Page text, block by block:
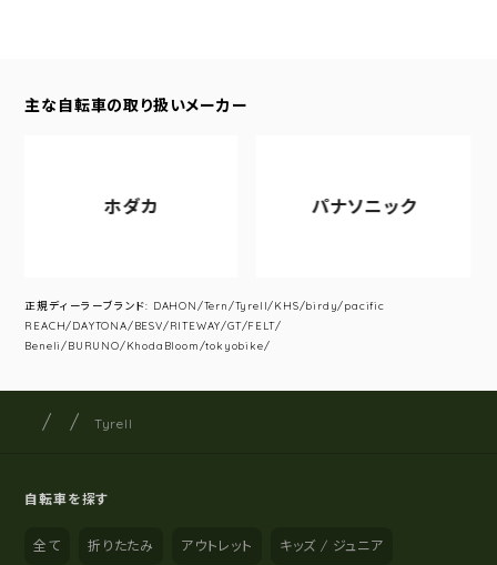
主な自転車の取り扱いメーカー
ホダカ パナソニック
正規ディーラーブランド: DAHON/Tern/Tyrell/KHS/birdy/pacific
REACH/DAYTONA/BESV/RITEWAY/GT/FELT/
Beneli/BURUNO/KhodaBloom/tokyobike/
サイト内の現在地
サイクルショップナカゴヤ
Tyrell
自転車を探す
全て 折りたたみ アウトレット キッズ / ジュニア